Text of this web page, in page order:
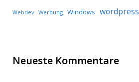
Webdev Werbung Windows wordpress
Neueste Kommentare